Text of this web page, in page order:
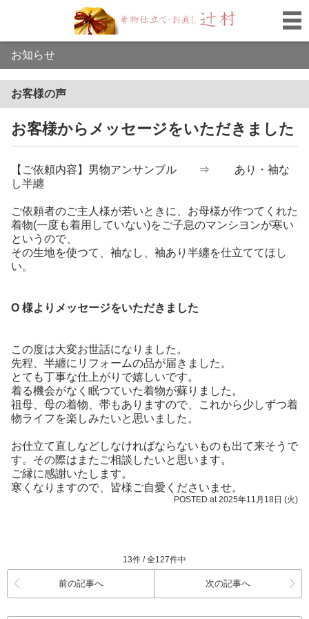
お知らせ
お客様の声
お客様からメッセージをいただきました
【ご依頼内容】男物アンサンブル ⇒ あり・袖な
し半纏
ご依頼者のご主人様が若いときに、お母様が作つてくれた
着物(一度も着用していない)をご子息のマンシヨンが寒い
というので、
その生地を使つて、袖なし、袖あり半纏を仕立ててほし
い。
O 様よりメッセージをいただきました
この度は大変お世話になりました。
先程、半纏にリフォームの品が届きました。
とても丁事な仕上がりで嬉しいです。
着る機会がなく眠つていた着物が蘇りました。
祖母、母の着物、帯もありますので、これから少しずつ着
物ライフを楽しみたいと思いました。
お仕立て直しなどしなければならないものも出て来そうで
す。その際はまたご相談したいと思います。
ご縁に感謝いたします。
寒くなりますので、皆様ご自愛くださいませ。
POSTED at 2025年11月18日 (火)
13件 / 全127件中
前の記事へ 次の記事へ